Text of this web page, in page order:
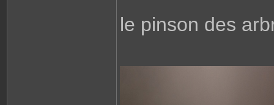
le pinson des